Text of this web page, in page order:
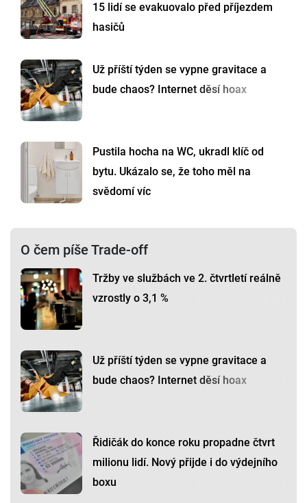
15 lidí se evakuovalo před příjezdem
hasičů
Už příští týden se vypne gravitace a
bude chaos? Internet děsí hoax
Pustila hocha na WC, ukradl klíč od
bytu. Ukázalo se, že toho měl na
svědomí víc
O čem píše Trade-off
Tržby ve službách ve 2. čtvrtletí reálně
vzrostly o 3,1 %
Už příští týden se vypne gravitace a
bude chaos? Internet děsí hoax
Řidičák do konce roku propadne čtvrt
milionu lidí. Nový přijde i do výdejního
boxu